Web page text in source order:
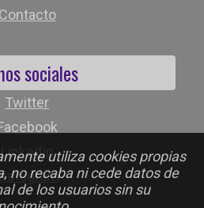
utiliza cookies propias
no recaba ni cede datos de
de los usuarios sin su
Contacto
sociales
Twitter
LinkedIn